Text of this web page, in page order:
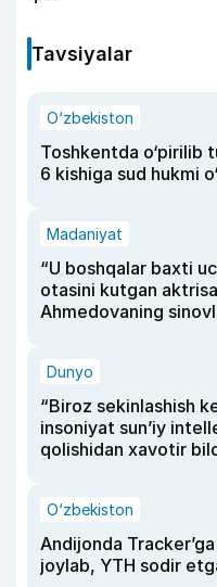
Tavsiyalar
O‘zbekiston
Toshkentda o‘pirilib
6 kishiga sud hukmi
Madaniyat
“U boshqalar baxti
otasini kutgan
Ahmedovaning
Dunyo
“Biroz sekinlashish
insoniyat sun’iy
qolishidan xavotir
O‘zbekiston
Andijonda
joylab, YTH sodir